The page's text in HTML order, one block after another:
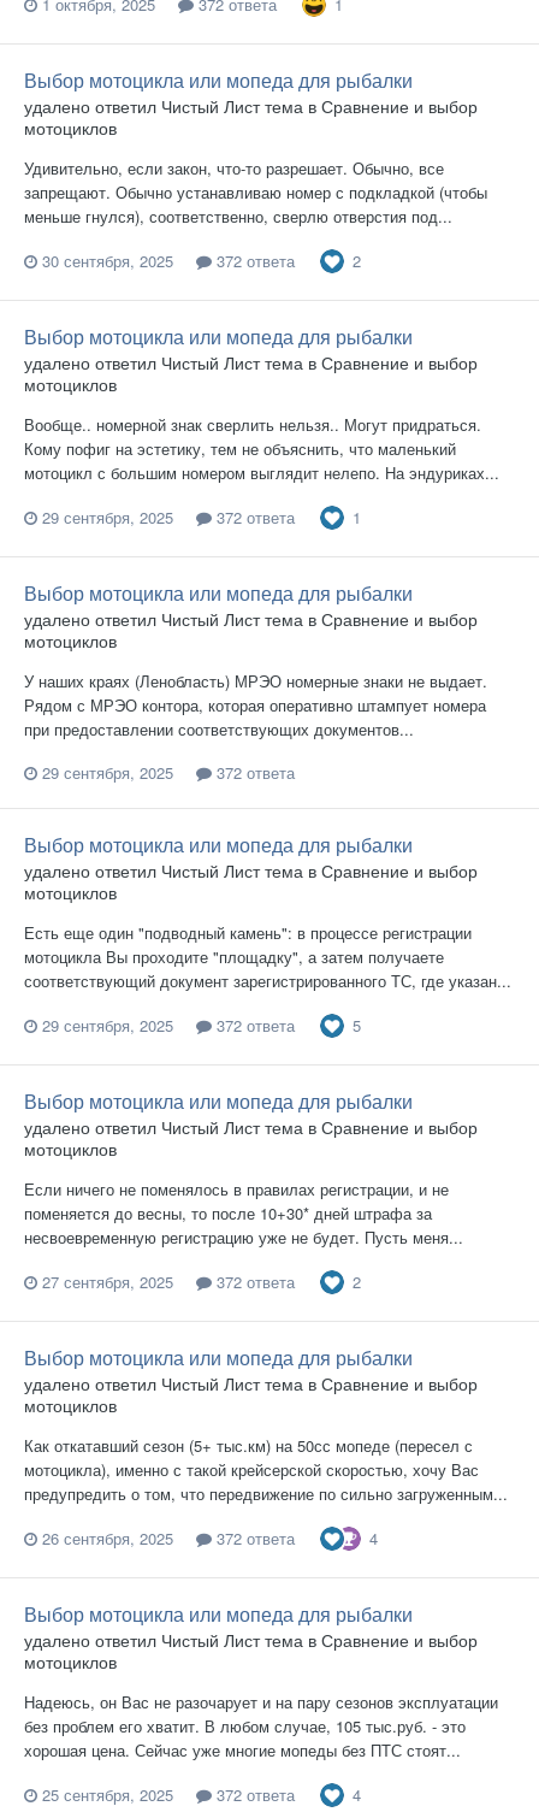
Выбор мотоцикла или мопеда для рыбалки
удалено ответил Чистый Листтема в Сравнение и выбор
мотоциклов
Удивительно, если закон, что-то разрешает. Обычно, все
запрещают. Обычно устанавливаю номер с подкладкой (чтобы
меньше гнулся), соответственно, сверлю отверстия под...
30 сентября, 2025
372 ответа 2
Выбор мотоцикла или мопеда для рыбалки
удалено ответил Чистый Листтема в Сравнение и выбор
мотоциклов
Вообще.. номерной знак сверлить нельзя.. Могут придраться.
Кому пофиг на эстетику, тем не объяснить, что маленький
мотоцикл с большим номером выглядит нелепо. На эндуриках...
29 сентября, 2025
372 ответа 1
Выбор мотоцикла или мопеда для рыбалки
удалено ответил Чистый Листтема в Сравнение и выбор
мотоциклов
У наших краях (Ленобласть) МРЭО номерные знаки не выдает.
Рядом с МРЭО контора, которая оперативно штампует номера
при предоставлении соответствующих документов...
29 сентября, 2025
372 ответа
Выбор мотоцикла или мопеда для рыбалки
удалено ответил Чистый Листтема в Сравнение и выбор
мотоциклов
Есть еще один "подводный камень": в процессе регистрации
мотоцикла Вы проходите "площадку", а затем получаете
соответствующий документ зарегистрированного ТС, где указан...
29 сентября, 2025
372 ответа 5
Выбор мотоцикла или мопеда для рыбалки
удалено ответил Чистый Листтема в Сравнение и выбор
мотоциклов
Если ничего не поменялось в правилах регистрации, и не
поменяется до весны, то после 10+30* дней штрафа за
несвоевременную регистрацию уже не будет. Пусть меня...
27 сентября, 2025
372 ответа 2
Выбор мотоцикла или мопеда для рыбалки
удалено ответил Чистый Листтема в Сравнение и выбор
мотоциклов
Как откатавший сезон (5+ тыс.км) на 50сс мопеде (пересел с
мотоцикла), именно с такой крейсерской скоростью, хочу Вас
предупредить о том, что передвижение по сильно загруженным...
26 сентября, 2025
372 ответа 4
Выбор мотоцикла или мопеда для рыбалки
удалено ответил Чистый Листтема в Сравнение и выбор
мотоциклов
Надеюсь, он Вас не разочарует и на пару сезонов эксплуатации
без проблем его хватит. В любом случае, 105 тыс.руб. - это
хорошая цена. Сейчас уже многие мопеды без ПТС стоят...
25 сентября, 2025
372 ответа 4